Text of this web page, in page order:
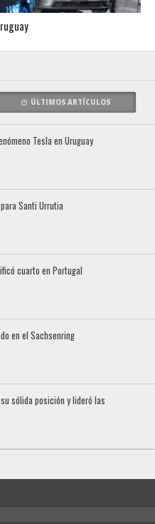
ÚLTIMOS ARTÍCULOS
Tesla en Uruguay
Santi Urrutia
cuarto en Portugal
en el Sachsenring
sólida posición y lideró las